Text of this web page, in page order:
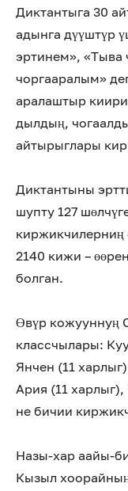
Диктантыга 30
адынга дүүштүр
эртинем», «Тыва
чоргааралым»
аралаштыр
дылдың,
айтырыглары
Диктантыны
шупту 127
киржикчилерниң
2140 кижи –
болган.
Өвүр кожууннуң
классчылары:
Янчен (11
Ария (11
не бичии
Назы-хар аайы-
Кызыл